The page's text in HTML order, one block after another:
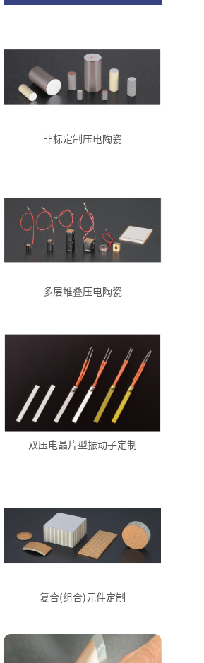
非标定制压电陶瓷
多层堆叠压电陶瓷
双压电晶片型振动子定制
复合(组合)元件定制